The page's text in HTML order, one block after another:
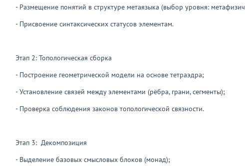
- Размещение понятий в структуре метаязыка (выбор уровня:
- Присвоение синтаксических статусов элементам.
Этап 2: Топологическая сборка
- Построение геометрической модели на основе тетраэдра;
- Установление связей между элементами (рёбра, грани, сегменты);
- Проверка соблюдения законов топологической связности.
Этап 3: Декомпозиция
- Выделение базовых смысловых блоков (монад);